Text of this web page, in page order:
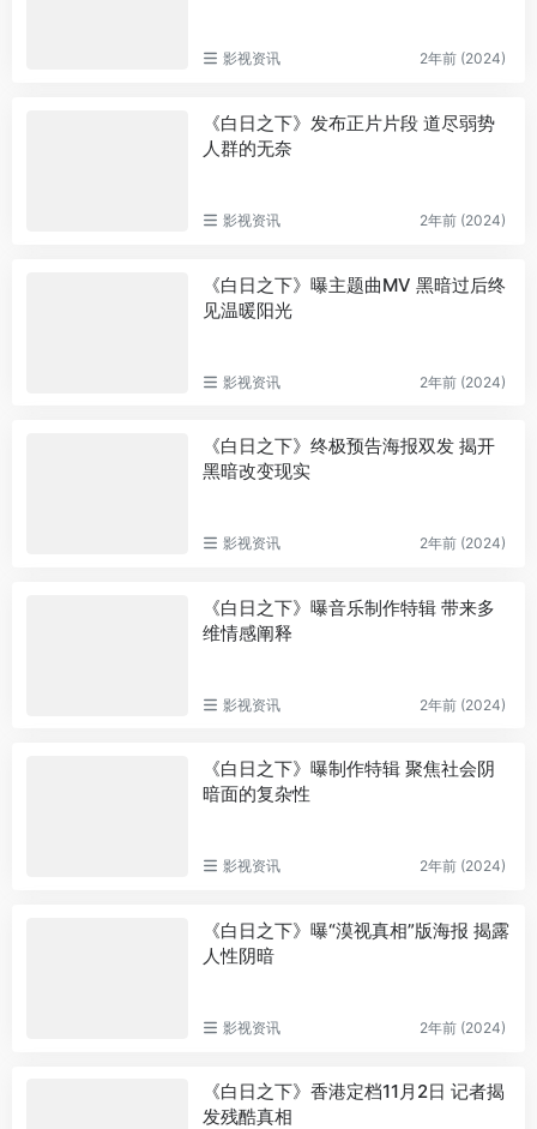
影视资讯 2年前 (2024)
《白日之下》发布正片片段 道尽弱势
人群的无奈
影视资讯 2年前 (2024)
《白日之下》曝主题曲MV 黑暗过后终
见温暖阳光
影视资讯 2年前 (2024)
《白日之下》终极预告海报双发 揭开
黑暗改变现实
影视资讯 2年前 (2024)
《白日之下》曝音乐制作特辑 带来多
维情感阐释
影视资讯 2年前 (2024)
《白日之下》曝制作特辑 聚焦社会阴
暗面的复杂性
影视资讯 2年前 (2024)
《白日之下》曝“漠视真相”版海报 揭露
人性阴暗
影视资讯 2年前 (2024)
《白日之下》香港定档11月2日 记者揭
发残酷真相